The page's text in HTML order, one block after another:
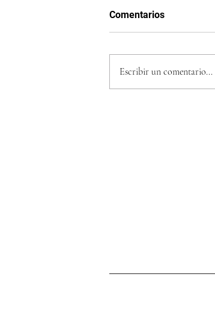
Comentarios
Escribir un comentario...